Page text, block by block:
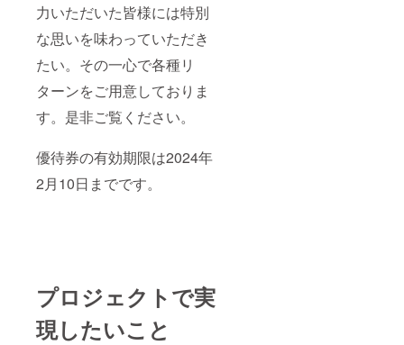
力いただいた皆様には特別
な思いを味わっていただき
たい。その一心で各種リ
ターンをご用意しておりま
す。是非ご覧ください。
優待券の有効期限は2024年
2月10日までです。
プロジェクトで実
現したいこと